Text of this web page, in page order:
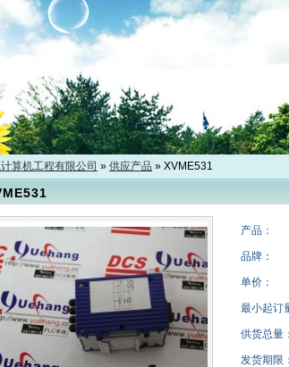
算机工程有限公司 » 供应产品 » XVME531
产品：
品牌：
单价：
最小起订
供货总量：
发货期限：